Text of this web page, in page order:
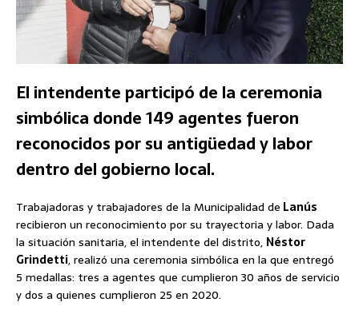
El intendente participó de la ceremonia
simbólica donde 149 agentes fueron
reconocidos por su antigüedad y labor
dentro del gobierno local.
Trabajadoras y trabajadores de la Municipalidad de Lanús
recibieron un reconocimiento por su trayectoria y labor. Dada
la situación sanitaria, el intendente del distrito, Néstor
Grindetti, realizó una ceremonia simbólica en la que entregó
5 medallas: tres a agentes que cumplieron 30 años de servicio
y dos a quienes cumplieron 25 en 2020.